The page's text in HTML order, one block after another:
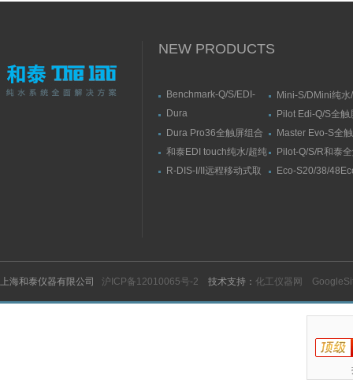
NEW PRODUCTS
Benchmark-Q/S/EDI-
直供水纯水/超纯水机
Mini-S/DMini纯水
水机
Dura
触屏智能型超纯水系统
Pilot Edi-Q/S全触
式纯水/超纯水系
Dura Pro36全触屏组合
式超纯水系统
Master Evo-S全
流量纯水/超纯水
和泰EDI touch纯水/超纯
水机
Pilot-Q/S/R和泰
纯水/超纯水机
R-DIS-I/II远程移动式取
Eco-S20/38/
上海和泰仪器有限公司 沪ICP备12010065号-2 技术支持： 化工仪器网